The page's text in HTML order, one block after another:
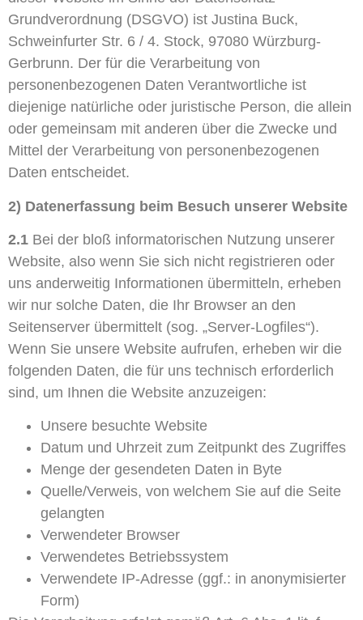
Grundverordnung (DSGVO) ist Justina Buck,
Schweinfurter Str. 6 / 4. Stock, 97080 Würzburg-
Gerbrunn. Der für die Verarbeitung von
personenbezogenen Daten Verantwortliche ist
diejenige natürliche oder juristische Person, die allein
oder gemeinsam mit anderen über die Zwecke und
Mittel der Verarbeitung von personenbezogenen
Daten entscheidet.
2) Datenerfassung beim Besuch unserer Website
2.1 Bei der bloß informatorischen Nutzung unserer
Website, also wenn Sie sich nicht registrieren oder
uns anderweitig Informationen übermitteln, erheben
wir nur solche Daten, die Ihr Browser an den
Seitenserver übermittelt (sog. „Server-Logfiles“).
Wenn Sie unsere Website aufrufen, erheben wir die
folgenden Daten, die für uns technisch erforderlich
sind, um Ihnen die Website anzuzeigen:
Unsere besuchte Website
Datum und Uhrzeit zum Zeitpunkt des Zugriffes
Menge der gesendeten Daten in Byte
Quelle/Verweis, von welchem Sie auf die Seite
gelangten
Verwendeter Browser
Verwendetes Betriebssystem
Verwendete IP-Adresse (ggf.: in anonymisierter
Form)